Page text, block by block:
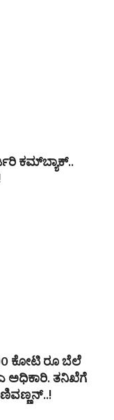
ಕಮ್‌ಬ್ಯಾಕ್..
ಕೋಟಿ ರೂ ಬೆಲೆ
ಅಧಿಕಾರಿ. ತನಿಖೆಗೆ